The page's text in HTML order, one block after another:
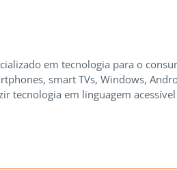
em tecnologia para o
smart TVs, Windows,
tecnologia em linguagem